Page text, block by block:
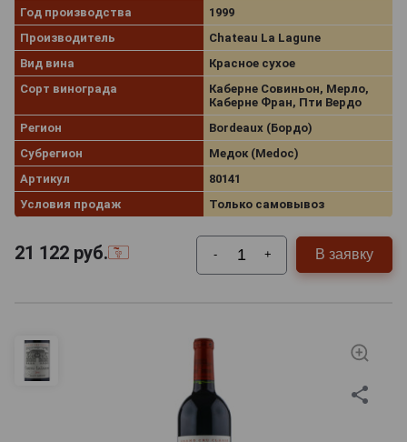
Год производства
1999
Производитель
Chateau La Lagune
Вид вина
Красное сухое
Сорт винограда
Каберне Совиньон, Мерло,
Каберне Фран, Пти Вердо
Регион
Bordeaux (Бордо)
Субрегион
Медок (Medoc)
Артикул
80141
Условия продаж
Только самовывоз
21 122 руб. - + В заявку